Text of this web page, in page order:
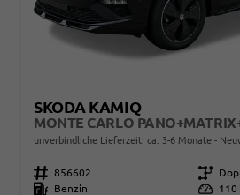
SKODA KAMIQ
unverbindliche Lieferzeit: ca. 3-6 Monate
Fahrzeugnr. 856602 Getriebe
Kraftstoff
Benzin Leistung
110